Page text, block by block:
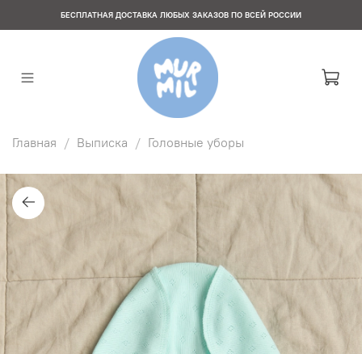
БЕСПЛАТНАЯ ДОСТАВКА ЛЮБЫХ ЗАКАЗОВ ПО ВСЕЙ РОССИИ
Главная Выписка Головные уборы